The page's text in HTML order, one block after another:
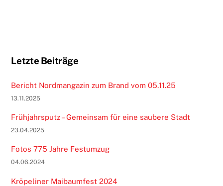
Letzte Beiträge
Bericht Nordmangazin zum Brand vom 05.11.25
13.11.2025
Frühjahrsputz – Gemeinsam für eine saubere Stadt
23.04.2025
Fotos 775 Jahre Festumzug
04.06.2024
Kröpeliner Maibaumfest 2024